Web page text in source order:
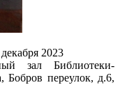
2023
зал Библиотеки-
переулок, д.6,